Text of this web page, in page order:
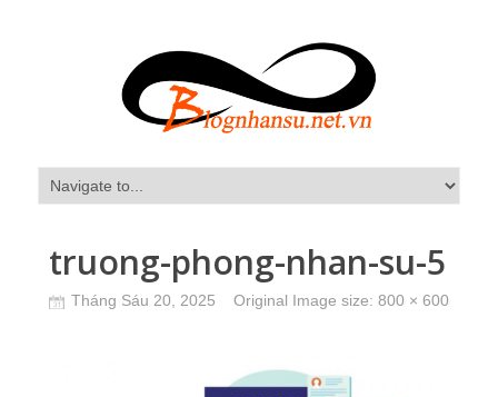
truong-phong-nhan-su-5
Tháng Sáu 20, 2025 Original Image size: 800 × 600